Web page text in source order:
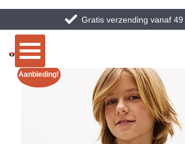
Gratis verzending vanaf
Aanbieding!